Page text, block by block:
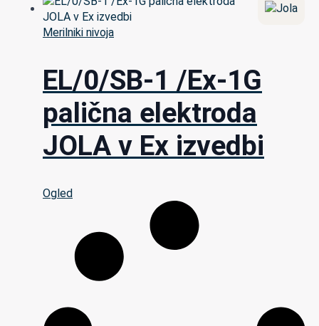
Merilniki nivoja
EL/0/SB-1 /Ex-1G
palična elektroda
JOLA v Ex izvedbi
Ogled